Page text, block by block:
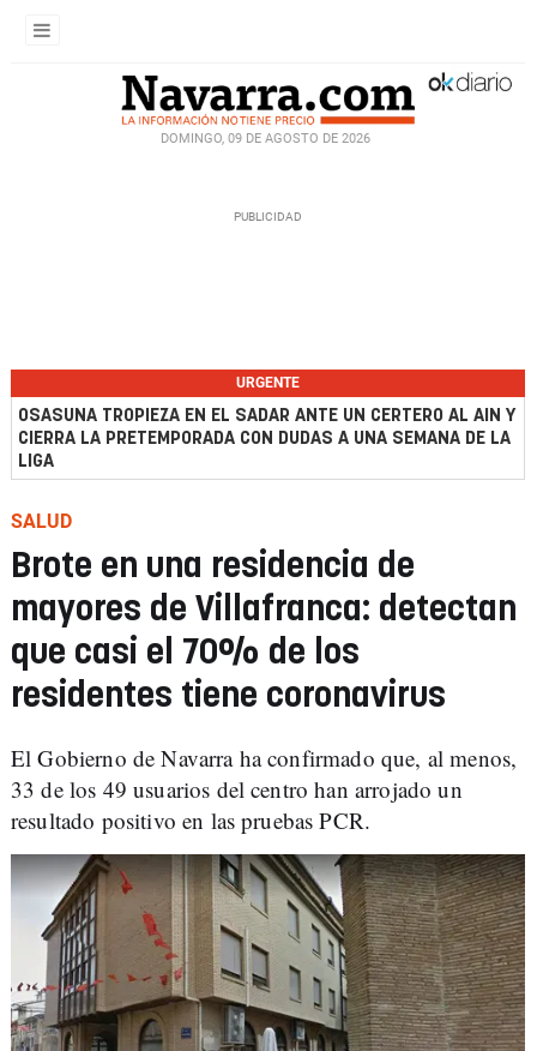
DOMINGO, 09 DE AGOSTO DE 2026
URGENTE
OSASUNA TROPIEZA EN EL SADAR ANTE UN CERTERO AL AIN Y
CIERRA LA PRETEMPORADA CON DUDAS A UNA SEMANA DE LA
LIGA
SALUD
Brote en una residencia de
mayores de Villafranca: detectan
que casi el 70% de los
residentes tiene coronavirus
El Gobierno de Navarra ha confirmado que, al menos,
33 de los 49 usuarios del centro han arrojado un
resultado positivo en las pruebas PCR.